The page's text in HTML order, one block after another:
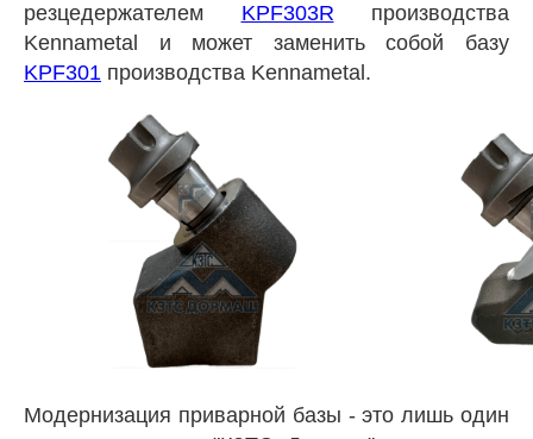
резцедержателем KPF303R производства
Kennametal и может заменить собой базу
KPF301 производства Kennametal.
Модернизация приварной базы - это лишь один